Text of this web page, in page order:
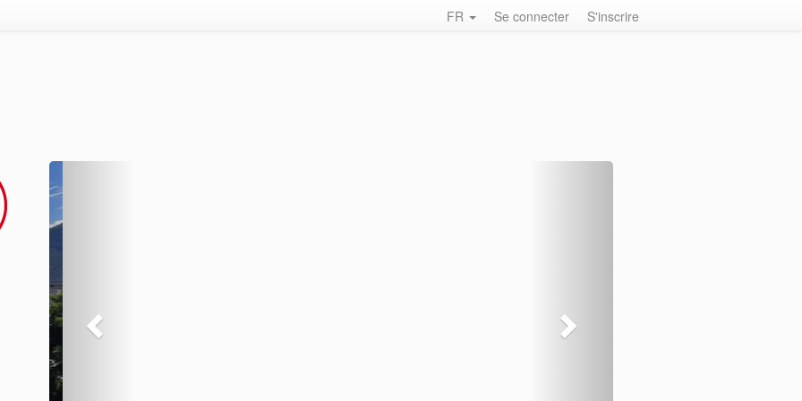
FR Se connecter S'inscrire